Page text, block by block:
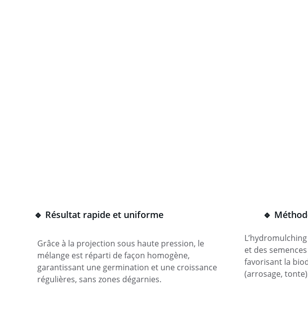
🔹 Résultat rapide et uniforme
Grâce à la projection sous haute pression, le
mélange est réparti de façon homogène,
garantissant une germination et une croissance
régulières, sans zones dégarnies.
🔹
et des
favorisant la
(arrosage,